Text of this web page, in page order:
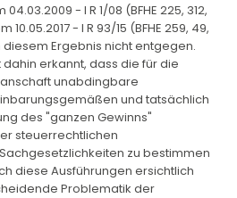
- I R 1/08 (BFHE 225, 312,
10.05.2017 - I R 93/15 (BFHE 259, 49,
diesem Ergebnis nicht entgegen.
erkannt, dass die für die
unabdingbare
und tatsächlich
des "ganzen Gewinns"
steuerrechtlichen
zu bestimmen
diese Ausführungen ersichtlich
Problematik der